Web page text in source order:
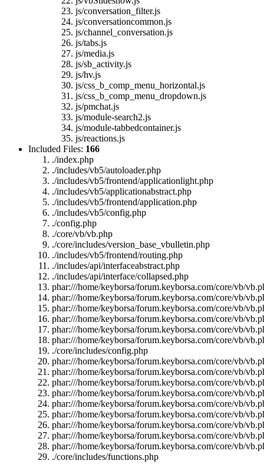
js/conversation_filter.js
js/conversationcommon.js
js/channel_conversation.js
js/tabs.js
js/media.js
js/sb_activity.js
js/hv.js
js/css_b_comp_menu_horizontal.js
js/css_b_comp_menu_dropdown.js
js/pmchat.js
js/module-search2.js
js/module-tabbedcontainer.js
js/reactions.js
Included Files: 166
./index.php
./includes/vb5/autoloader.php
./includes/vb5/frontend/applicationlight.php
./includes/vb5/applicationabstract.php
./includes/vb5/frontend/application.php
./includes/vb5/config.php
./config.php
./core/vb/vb.php
./core/includes/version_base_vbulletin.php
./includes/vb5/frontend/routing.php
./includes/api/interfaceabstract.php
./includes/api/interface/collapsed.php
phar:///home/keyborsa/forum.keyborsa.com/core/vb/
phar:///home/keyborsa/forum.keyborsa.com/core/vb/
phar:///home/keyborsa/forum.keyborsa.com/core/vb/
phar:///home/keyborsa/forum.keyborsa.com/core/vb/
phar:///home/keyborsa/forum.keyborsa.com/core/vb/
phar:///home/keyborsa/forum.keyborsa.com/core/vb/
./core/includes/config.php
phar:///home/keyborsa/forum.keyborsa.com/core/vb/
phar:///home/keyborsa/forum.keyborsa.com/core/vb/
phar:///home/keyborsa/forum.keyborsa.com/core/vb/
phar:///home/keyborsa/forum.keyborsa.com/core/vb/
phar:///home/keyborsa/forum.keyborsa.com/core/vb/
phar:///home/keyborsa/forum.keyborsa.com/core/vb/
phar:///home/keyborsa/forum.keyborsa.com/core/vb/
phar:///home/keyborsa/forum.keyborsa.com/core/vb/
phar:///home/keyborsa/forum.keyborsa.com/core/vb/
./core/includes/functions.php